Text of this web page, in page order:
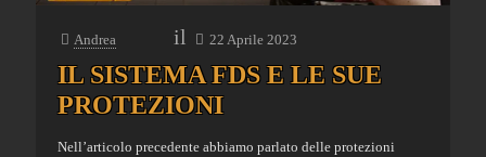
Andrea il 22 Aprile 2023
IL SISTEMA FDS E LE SUE
PROTEZIONI
Nell’articolo precedente abbiamo parlato delle protezioni